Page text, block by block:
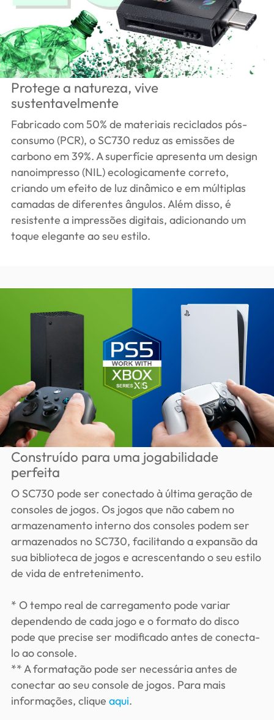
Protege a natureza, vive
sustentavelmente
Fabricado com 50% de materiais reciclados pós-
consumo (PCR), o SC730 reduz as emissões de
carbono em 39%. A superfície apresenta um design
nanoimpresso (NIL) ecologicamente correto,
criando um efeito de luz dinâmico e em múltiplas
camadas de diferentes ângulos. Além disso, é
resistente a impressões digitais, adicionando um
toque elegante ao seu estilo.
Construído para uma jogabilidade
perfeita
O SC730 pode ser conectado à última geração de
consoles de jogos. Os jogos que não cabem no
armazenamento interno dos consoles podem ser
armazenados no SC730, facilitando a expansão da
sua biblioteca de jogos e acrescentando o seu estilo
de vida de entretenimento.
* O tempo real de carregamento pode variar
dependendo de cada jogo e o formato do disco
pode que precise ser modificado antes de conecta-
lo ao console.
** A formatação pode ser necessária antes de
conectar ao seu console de jogos. Para mais
informações, clique aqui.